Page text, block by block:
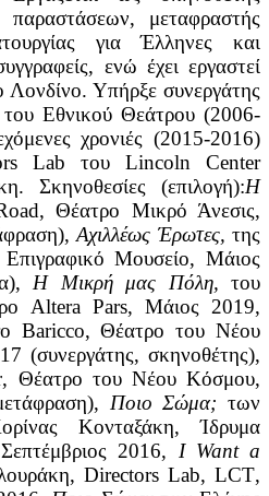
παραστάσεων, μεταφραστής
για Έλληνες και
ενώ έχει εργαστεί
Λονδίνο. Υπήρξε συνεργάτης
Εθνικού Θεάτρου (2006-
χρονιές (2015-2016)
Lab του Lincoln
Center
Σκηνοθεσίες (επιλογή):Η
, Θέατρο Μικρό Άνεσις,
Αχιλλέως Έρωτες,της
Επιγραφικό Μουσείο, Μάιος
Η Μικρή μας Πόλη,του
Altera Pars, Μάιος 2019,
Baricco, Θέατρο του Νέου
(συνεργάτης, σκηνοθέτης),
, Θέατρο του Νέου Κόσμου,
Ποιο Σώμα; των
Κονταξάκη, Ίδρυμα
2016, I Want a
Directors Lab, LCT,